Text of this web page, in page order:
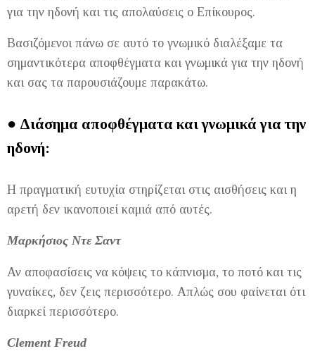
για την ηδονή και τις απολαύσεις ο Επίκουρος.
Βασιζόμενοι πάνω σε αυτό το γνωμικό διαλέξαμε τα
σημαντικότερα αποφθέγματα και γνωμικά για την ηδονή
και σας τα παρουσιάζουμε παρακάτω.
● Διάσημα αποφθέγματα και γνωμικά για την
ηδονή:
Η πραγματική ευτυχία στηρίζεται στις αισθήσεις και η
αρετή δεν ικανοποιεί καμιά από αυτές.
Μαρκήσιος Ντε Σαντ
Αν αποφασίσεις να κόψεις το κάπνισμα, το ποτό και τις
γυναίκες, δεν ζεις περισσότερο. Απλώς σου φαίνεται ότι
διαρκεί περισσότερο.
Clement Freud